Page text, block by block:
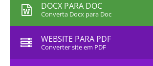
DOCX PARA DOC
Converta Docx para Doc
WEBSITE PARA PDF
Converter site em PDF